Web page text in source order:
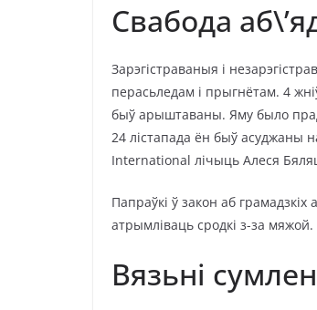
Свабода
Зарэгістраваныя і
перасьледам і прыгнётам. 4
быў арыштаваны. Яму было
24 лістапада ён быў асуджаны
International лічыць Алеся
Папраўкі ў закон аб
атрымліваць сродкі з-за мяжой.
Вязьні